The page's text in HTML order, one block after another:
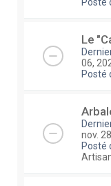
Le
06,
Posté
nov.
Posté